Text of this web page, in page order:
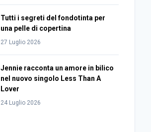
Tutti i segreti del fondotinta per
una pelle di copertina
27 Luglio 2026
Jennie racconta un amore in bilico
nel nuovo singolo Less Than A
Lover
24 Luglio 2026